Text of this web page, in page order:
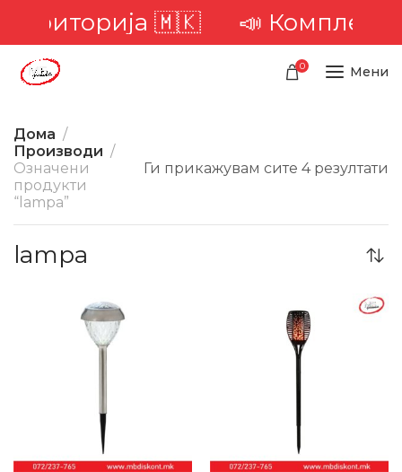
територија 🇲🇰 📣
0 Мени
Дома
Производи
Означени
продукти
“lampa”
Ги прикажувам сите 4 резултати
lampa